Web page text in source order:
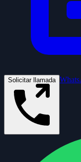
Solicitar llamada